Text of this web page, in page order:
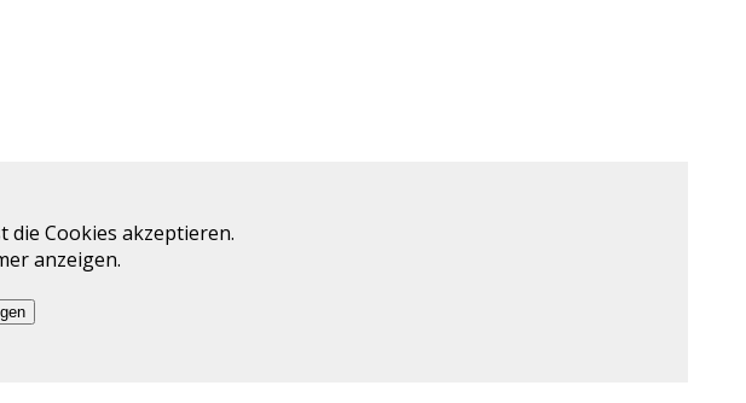
die Cookies akzeptieren.
anzeigen.